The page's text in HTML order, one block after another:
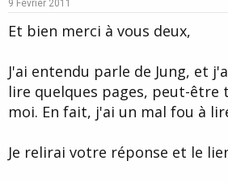
9 Février 2011
Et bien merci à vous deux,
J'ai entendu parle de Jung, et
lire quelques pages, peut-
moi. En fait, j'ai un mal fou à
Je relirai votre réponse et le